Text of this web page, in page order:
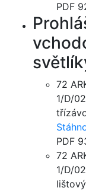
PDF
72
1/D/
PDF
72
1/D/